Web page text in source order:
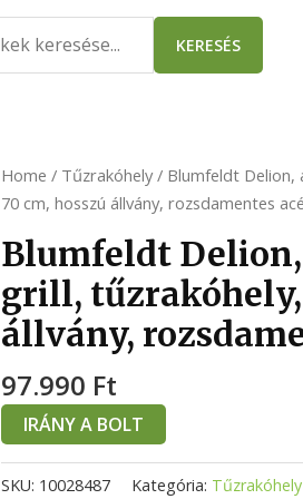
KERESÉS
Home / Tűzrakóhely/ Blumfeldt Delion,
70 cm, hosszú állvány, rozsdamentes
Blumfeldt
grill, tűzrakóhely,
állvány,
97.990 Ft
IRÁNY A BOLT
SKU: 10028487 Kategória: Tűzrakóhely